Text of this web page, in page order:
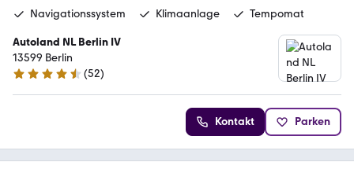
Navigationssystem
Klimaanlage Tempomat
Autoland NL Berlin IV
13599 Berlin
4.4 Sterne
(52)
Kontakt Parken